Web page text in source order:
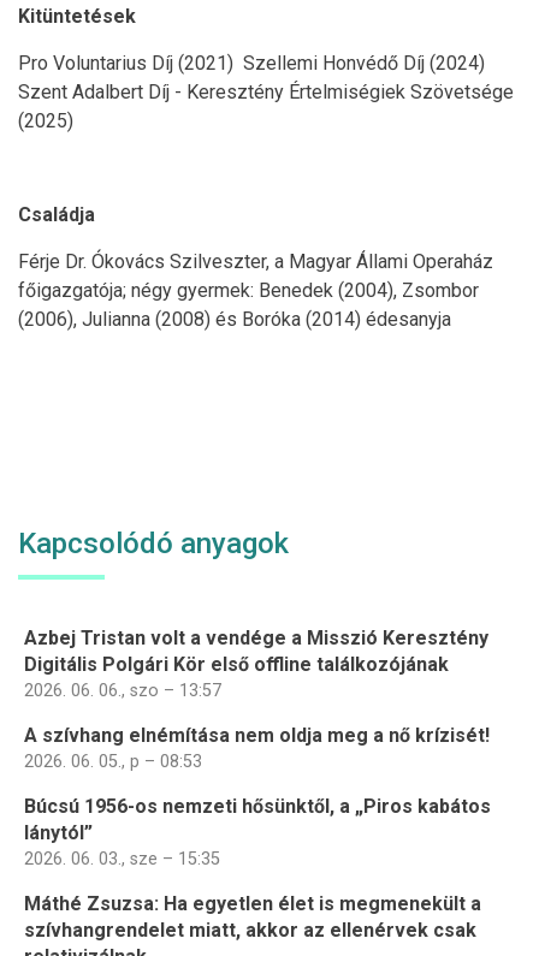
Kitüntetések
Pro Voluntarius Díj (2021) Szellemi Honvédő Díj (2024)
Szent Adalbert Díj - Keresztény Értelmiségiek Szövetsége
(2025)
Családja
Férje Dr. Ókovács Szilveszter, a Magyar Állami Operaház
főigazgatója; négy gyermek: Benedek (2004), Zsombor
(2006), Julianna (2008) és Boróka (2014) édesanyja
Kapcsolódó anyagok
Azbej Tristan volt a vendége a Misszió Keresztény
Digitális Polgári Kör első offline találkozójának
2026. 06. 06., szo – 13:57
A szívhang elnémítása nem oldja meg a nő krízisét!
2026. 06. 05., p – 08:53
Búcsú 1956-os nemzeti hősünktől, a „Piros kabátos
lánytól”
2026. 06. 03., sze – 15:35
Máthé Zsuzsa: Ha egyetlen élet is megmenekült a
szívhangrendelet miatt, akkor az ellenérvek csak